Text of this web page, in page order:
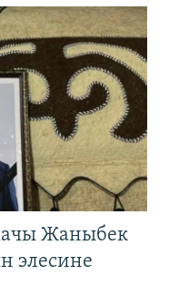
Жаныбек
элесине